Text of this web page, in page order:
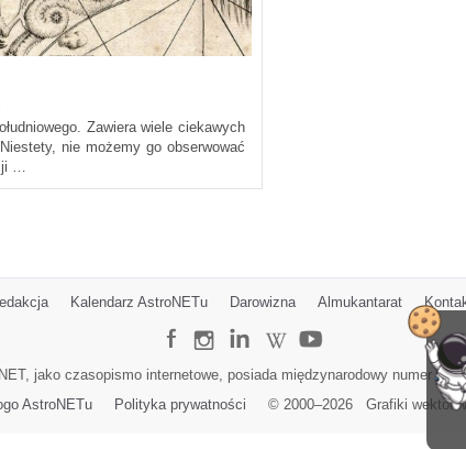
Zawiera wiele ciekawych
nie możemy go obserwować
…
Kalendarz AstroNETu Darowizna Almukantarat
jako czasopismo internetowe, posiada międzynarodowy numer
AstroNETu
Polityka prywatności © 2000–2026 Grafiki